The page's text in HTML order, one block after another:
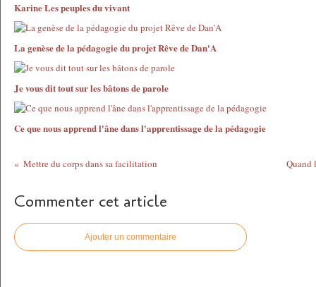
Karine Les peuples du vivant
La genèse de la pédagogie du projet Rêve de Dan'A
Je vous dit tout sur les bâtons de parole
Ce que nous apprend l'âne dans l'apprentissage de la pédagogie
Mettre du corps dans sa facilitation Quand
Commenter cet article
Ajouter un commentaire